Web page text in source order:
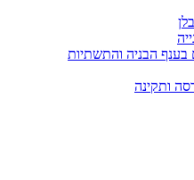
בענף הבניה והתשתיות
ותקינה